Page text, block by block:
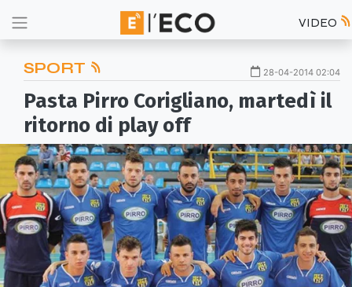
VIDEO
SPORT 28-04-2014 02:04
Pasta Pirro Corigliano, martedì il
ritorno di play off